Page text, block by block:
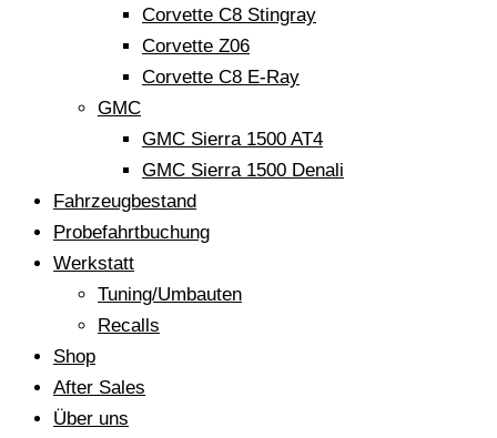
Corvette C8 Stingray
Corvette Z06
Corvette C8 E-Ray
GMC
GMC Sierra 1500 AT4
GMC Sierra 1500 Denali
Fahrzeugbestand
Probefahrtbuchung
Werkstatt
Tuning/Umbauten
Recalls
Shop
After Sales
Über uns